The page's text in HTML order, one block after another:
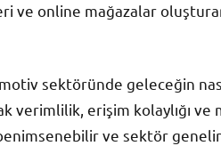
ve online mağazalar
sektöründe geleceğin
verimlilik, erişim kolaylığı
ve sektör